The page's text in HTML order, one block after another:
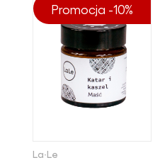
Promocja -10%
La∙Le